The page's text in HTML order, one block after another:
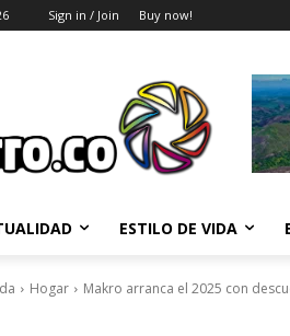
Sign in / Join Buy now!
ESTILO DE VIDA
Hogar Makro arranca el 2025 con